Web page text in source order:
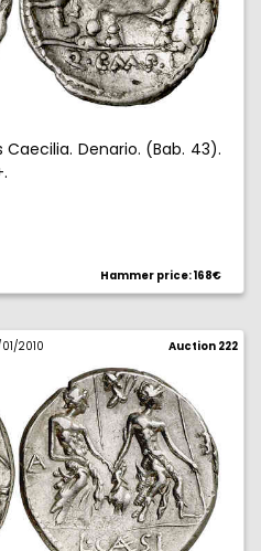
Denario. (Bab. 43).
Hammer price: 168€
2010 Auction 222